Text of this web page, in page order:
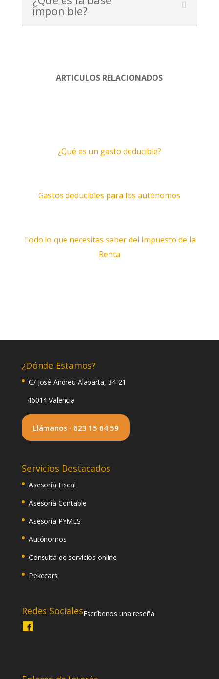
imponible?
ARTICULOS RELACIONADOS
¿Qué es un gasto deducible?
Gastos deducibles para los autónomos
Todo lo que necesitas saber del Impuesto de la
Renta
¿Dónde Estamos?
C/ José Andreu Alabarta, 34-21
46014 Valencia
Llámanos · 623 15 64 59
Servicios Destacados
Asesoría Fiscal
Asesoría Contable
Asesoría PYMES
Autónomos
Consulta de servicios online
Pekecars
Redes SocialesEscríbenos una reseña